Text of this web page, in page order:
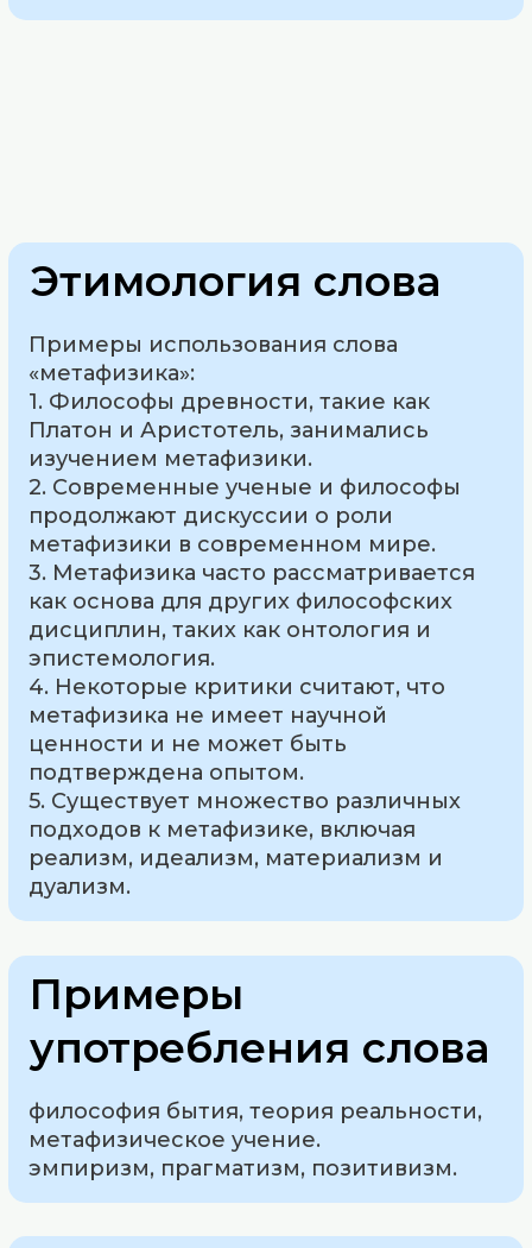
Этимология слова
Примеры использования слова
«метафизика»:
1. Философы древности, такие как
Платон и Аристотель, занимались
изучением метафизики.
2. Современные ученые и философы
продолжают дискуссии о роли
метафизики в современном мире.
3. Метафизика часто рассматривается
как основа для других философских
дисциплин, таких как онтология и
эпистемология.
4. Некоторые критики считают, что
метафизика не имеет научной
ценности и не может быть
подтверждена опытом.
5. Существует множество различных
подходов к метафизике, включая
реализм, идеализм, материализм и
дуализм.
Примеры
употребления слова
философия бытия, теория реальности,
метафизическое учение.
эмпиризм, прагматизм, позитивизм.